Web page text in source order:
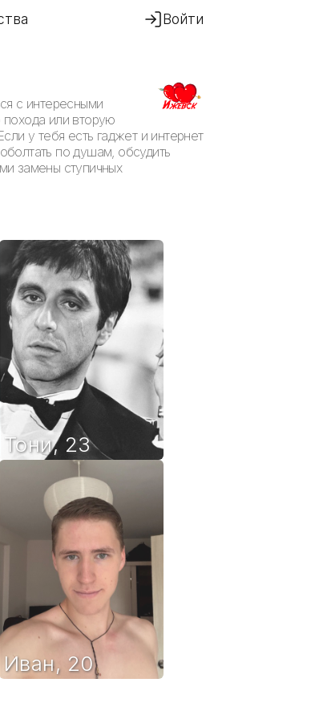
Войти
с интересными
похода или вторую
у тебя есть гаджет и интернет
по душам, обсудить
замены ступичных
Тони, 23
Иван, 20